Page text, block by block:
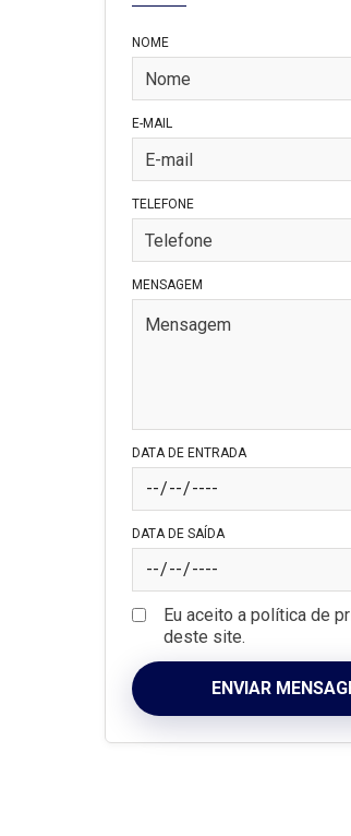
NOME
E-MAIL
TELEFONE
MENSAGEM
DATA DE ENTRADA
DATA DE SAÍDA
Eu aceito a política de
deste site.
ENVIAR